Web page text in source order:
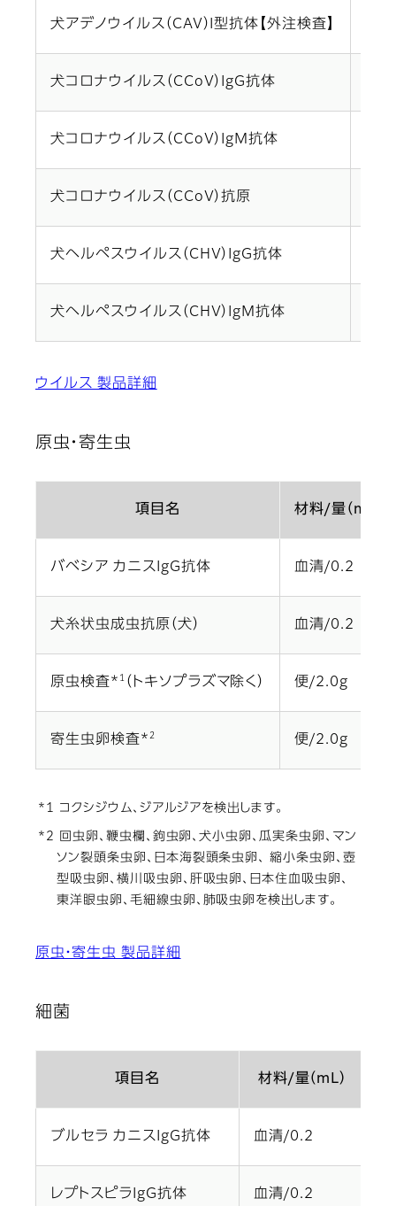
犬アデノウイルス（CAV）I型抗体【外注検査】
犬コロナウイルス（CCoV）IgG抗体
犬コロナウイルス（CCoV）IgM抗体
犬コロナウイルス（CCoV）抗原
犬ヘルペスウイルス（CHV）IgG抗体
犬ヘルペスウイルス（CHV）IgM抗体
ウイルス 製品詳細
原虫・寄生虫
項目名 材料/量（mL）
バベシア カニスIgG抗体 血清/0.2
犬糸状虫成虫抗原（犬） 血清/0.2
原虫検査* 1 （トキソプラズマ除く） 便/2.0g
寄生虫卵検査* 2 便/2.0g
*1 コクシジウム、ジアルジアを検出します。
*2 回虫卵、鞭虫欄、​鉤虫卵、犬小虫卵、瓜実条虫卵、マン
ソン裂頭条虫卵、日本海裂頭条虫卵、 縮小条虫卵、壺
型吸虫卵、横川吸虫卵、肝吸虫卵、日本住血吸虫卵、
東洋眼虫卵、毛細線虫卵、肺吸虫卵を検出します。
原虫・寄生虫 製品詳細
細菌
項目名 材料/量（mL）
ブルセラ カニスIgG抗体 血清/0.2
レプトスピラIgG抗体 血清/0.2